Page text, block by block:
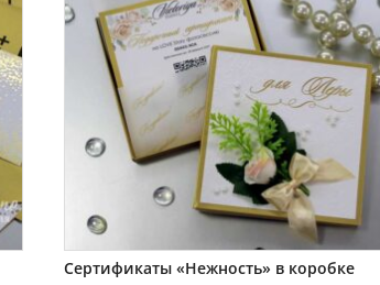
Сертификаты «Нежность» в коробке